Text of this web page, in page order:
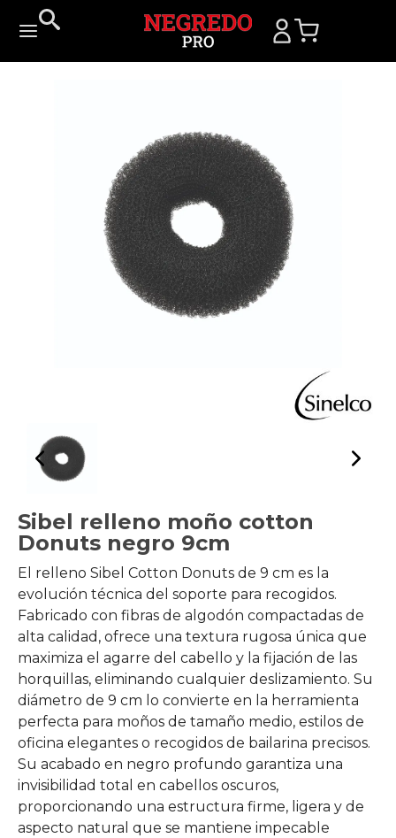
Sibel relleno moño cotton
Donuts negro 9cm
El relleno Sibel Cotton Donuts de 9 cm es la
evolución técnica del soporte para recogidos.
Fabricado con fibras de algodón compactadas de
alta calidad, ofrece una textura rugosa única que
maximiza el agarre del cabello y la fijación de las
horquillas, eliminando cualquier deslizamiento. Su
diámetro de 9 cm lo convierte en la herramienta
perfecta para moños de tamaño medio, estilos de
oficina elegantes o recogidos de bailarina precisos.
Su acabado en negro profundo garantiza una
invisibilidad total en cabellos oscuros,
proporcionando una estructura firme, ligera y de
aspecto natural que se mantiene impecable